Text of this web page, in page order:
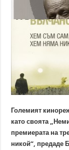
Големият
като своята
премиерата на
никой“, предаде